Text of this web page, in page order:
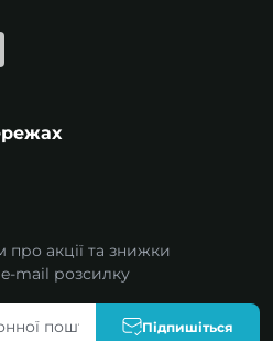
акції та знижки
mail розсилку
Підпишіться